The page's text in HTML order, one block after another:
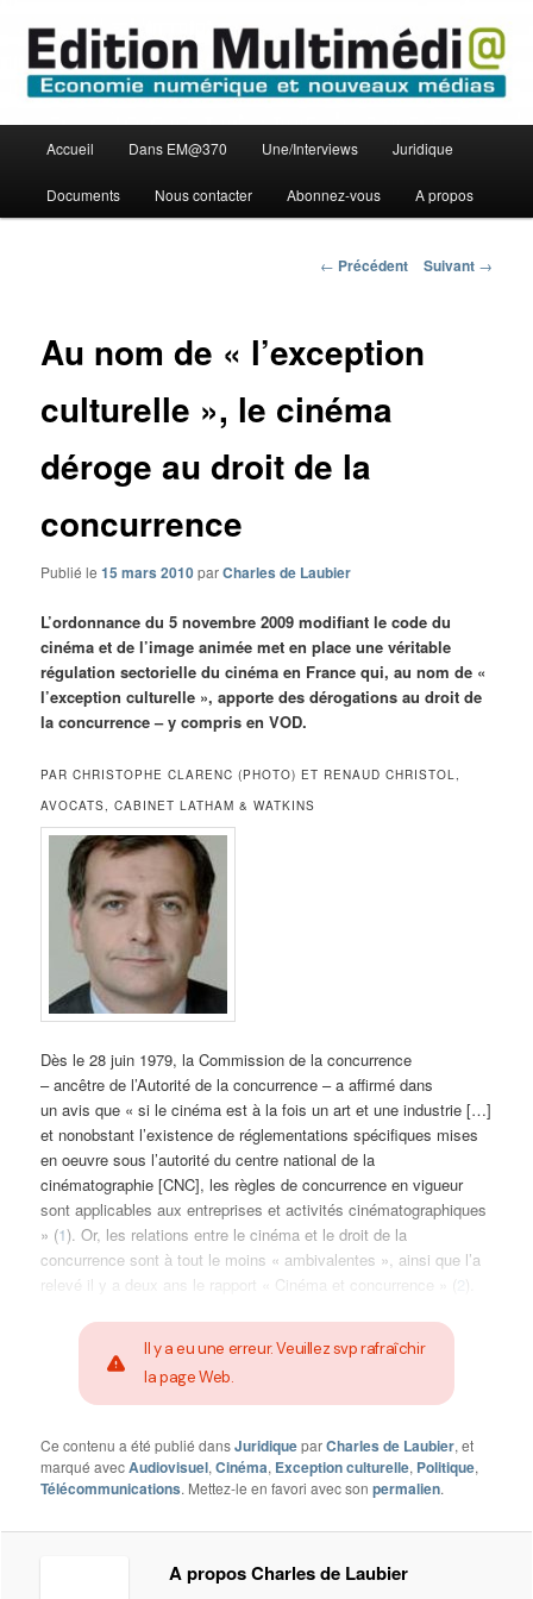
contenu
principalEdition Multimédi@
principal
Accueil Dans EM@370 Une/Interviews Juridique
Documents Nous contacter Abonnez-vous A propos
Navigation
← Précédent Suivant →
Au nom de « l’exception
culturelle », le cinéma
déroge au droit de la
concurrence
Publié le15 mars 2010parCharles de Laubier
L’ordonnance du 5 novembre 2009 modifiant le code du
cinéma et de l’image animée met en place une véritable
régulation sectorielle du cinéma en France qui, au nom de «
l’exception culturelle », apporte des dérogations au droit de
la concurrence – y compris en VOD.
PAR CHRISTOPHE CLARENC (PHOTO) ET RENAUD CHRISTOL,
AVOCATS, CABINET LATHAM & WATKINS
Dès le 28 juin 1979, la Commission de la concurrence
– ancêtre de l’Autorité de la concurrence – a affirmé dans
un avis que « si le cinéma est à la fois un art et une industrie […]
et nonobstant l’existence de réglementations spécifiques mises
en oeuvre sous l’autorité du centre national de la
cinématographie [CNC], les règles de concurrence en vigueur
sont applicables aux entreprises et activités cinématographiques
» (1). Or, les relations entre le cinéma et le droit de la
concurrence sont à tout le moins « ambivalentes », ainsi que l’a
relevé il y a deux ans le rapport « Cinéma et concurrence » (
).
Il y a eu une erreur. Veuillez svp rafraîchir
la page Web.
Ce contenu a été publié dansJuridiqueparCharles de Laubier, et
marqué avecAudiovisuel,Cinéma, Exception culturelle, Politique,
Télécommunications. Mettez-le en favori avec sonpermalien.
A propos Charles de Laubier